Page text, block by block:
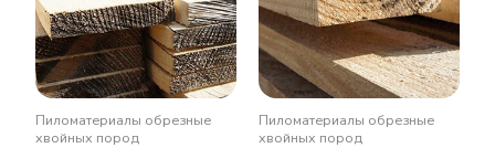
Пиломатериалы обрезные
хвойных пород
Пиломатериалы обрезные
хвойных пород